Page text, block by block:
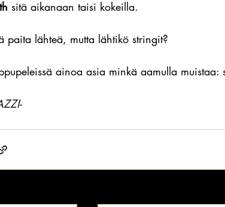
sitä aikanaan taisi kokeilla.
paita lähteä, mutta lähtikö stringit?
ainoa asia minkä aamulla muistaa: